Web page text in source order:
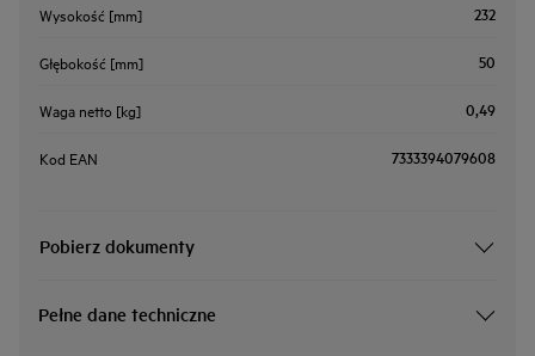
Wysokość [mm] 232
Głębokość [mm] 50
Waga netto [kg] 0,49
Kod EAN 7333394079608
Pobierz dokumenty
Pełne dane techniczne